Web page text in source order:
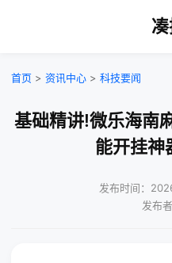
首页 > 资讯中心 > 科技要闻
基础精讲!微乐海南
能开挂神
发布时间：
发布